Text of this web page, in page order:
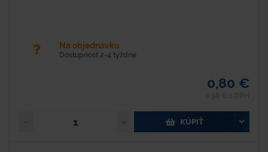
Na objednávku
Dostupnosť 2-4 týždne
0,80 €
KÚPIŤ